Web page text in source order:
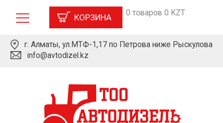
КОРЗИНА 0 товаров 0 KZT
г. Алматы, ул.МТФ-1,17 по Петрова ниже Рыскулова
info@avtodizel.kz